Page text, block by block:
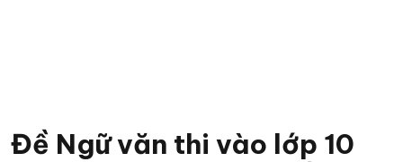
Đề Ngữ văn thi vào lớp 10